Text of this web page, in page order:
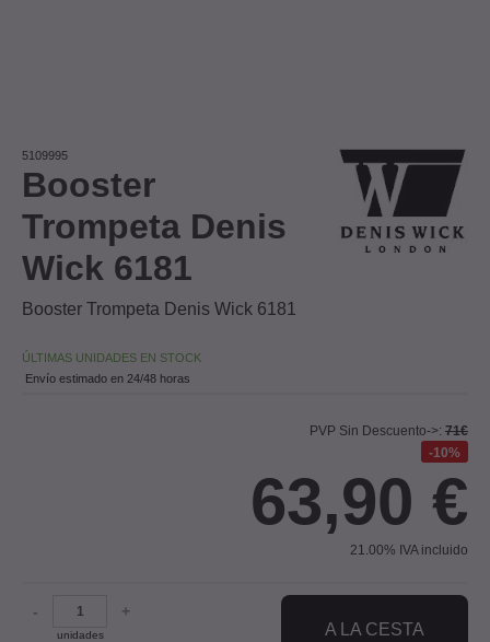
5109995
Booster
Trompeta Denis
Wick 6181
Booster Trompeta Denis Wick 6181
ÚLTIMAS UNIDADES EN STOCK
Envío estimado en 24/48 horas
PVP Sin Descuento->: 71€
10%
63,90 €
21.00% IVA incluido
-
unidades
+
A LA CESTA